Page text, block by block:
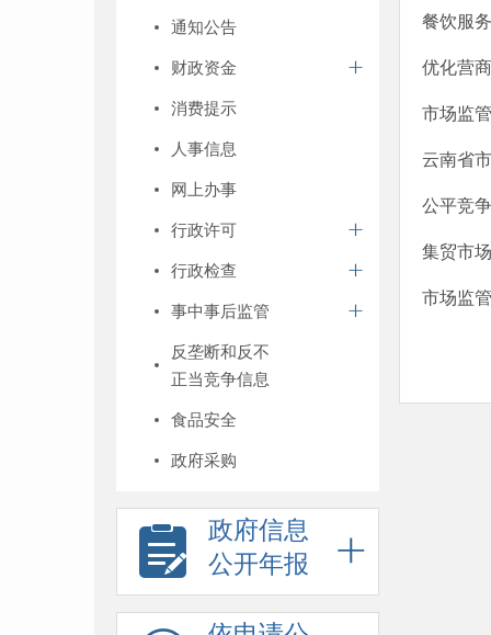
通知公告
财政资金
消费提示
人事信息
网上办事
行政许可
行政检查
事中事后监管
反垄断和反不
正当竞争信息
食品安全
政府采购
政府信息
公开年报
餐饮服
优化营
市场监
云南省
公平竞
集贸市
市场监